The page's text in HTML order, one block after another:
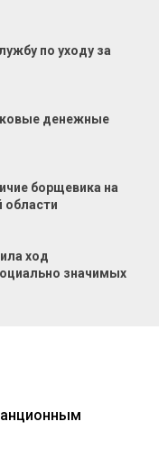
по уходу за
денежные
борщевика на
области
ход
значимых